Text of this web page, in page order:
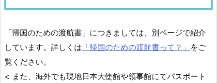
「帰国のための渡航書」につきましては、別ページで紹介
しています。詳しくは 「帰国のための渡航書って？」 をご
覧ください。
< また、海外でも現地日本大使館や領事館にてパスポート